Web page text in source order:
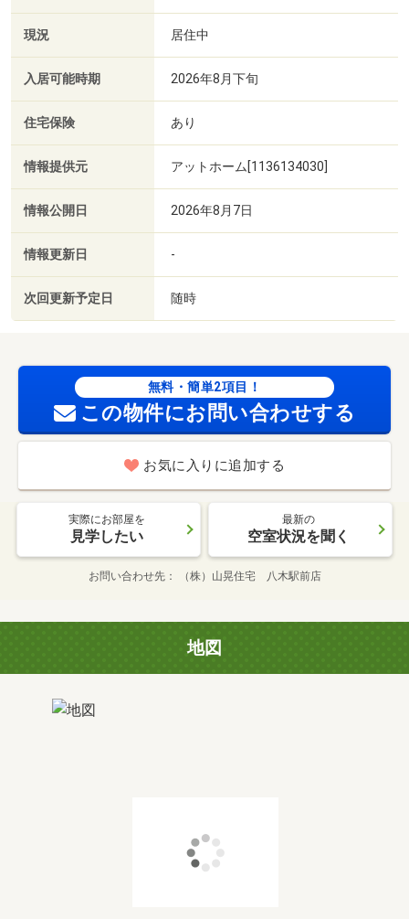
現況 居住中
入居可能時期 2026年8月下旬
住宅保険 あり
情報提供元 アットホーム[1136134030]
情報公開日 2026年8月7日
情報更新日 -
次回更新予定日 随時
無料・簡単2項目！
この物件にお問い合わせする
お気に入りに追加する
実際にお部屋を
見学したい
最新の
空室状況を聞く
お問い合わせ先 （株）山晃住宅 八木駅前店
地図